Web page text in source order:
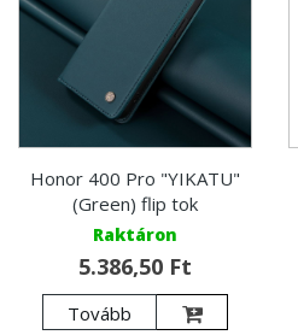
Honor 400 Pro "YIKATU"
(Green) flip tok
Raktáron
5.386,50 Ft
Tovább